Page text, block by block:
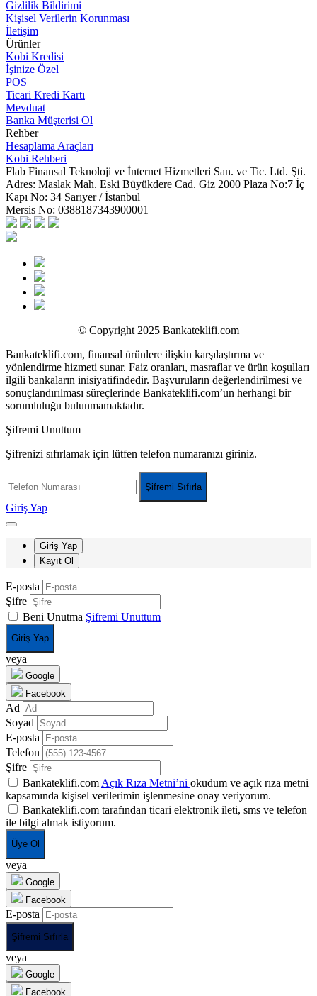
Gizlilik Bildirimi
Kişisel Verilerin Korunması
İletişim
Ürünler
Kobi Kredisi
İşinize Özel
POS
Ticari Kredi Kartı
Mevduat
Banka Müşterisi Ol
Rehber
Hesaplama Araçları
Kobi Rehberi
Flab Finansal Teknoloji ve İnternet Hizmetleri San. ve Tic. Ltd. Şti.
Adres: Maslak Mah. Eski Büyükdere Cad. Giz 2000 Plaza No:7 İç
Kapı No: 34 Sarıyer / İstanbul
Mersis No: 0388187343900001
© Copyright 2025 Bankateklifi.com
Bankateklifi.com, finansal ürünlere ilişkin karşılaştırma ve
yönlendirme hizmeti sunar. Faiz oranları, masraflar ve ürün koşulları
ilgili bankaların inisiyatifindedir. Başvuruların değerlendirilmesi ve
sonuçlandırılması süreçlerinde Bankateklifi.com’un herhangi bir
sorumluluğu bulunmamaktadır.
Şifremi Unuttum
Şifrenizi sıfırlamak için lütfen telefon numaranızı giriniz.
Şifremi Sıfırla
Giriş Yap
Giriş Yap
Kayıt Ol
E-posta
Şifre
Beni Unutma Şifremi Unuttum
Giriş Yap
veya
Google
Facebook
Ad
Soyad
E-posta
Telefon
Şifre
Bankateklifi.com Açık Rıza Metni’ni okudum ve açık rıza metni
kapsamında kişisel verilerimin işlenmesine onay veriyorum.
Bankateklifi.com tarafından ticari elektronik ileti, sms ve telefon
ile bilgi almak istiyorum.
Üye Ol
veya
Google
Facebook
E-posta
Şifremi Sıfırla
veya
Google
Facebook